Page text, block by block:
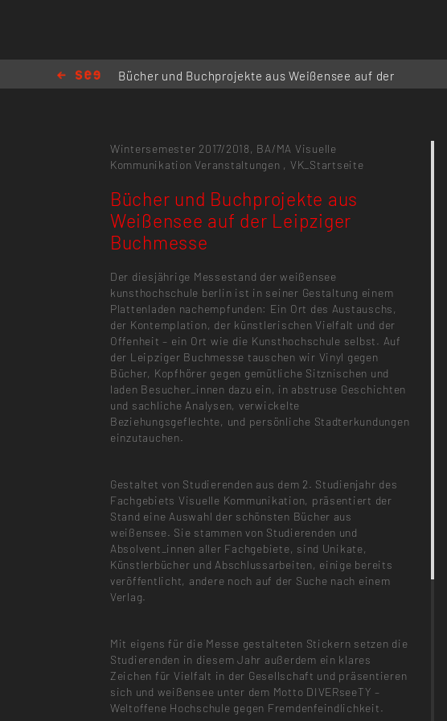
Bücher und Buchprojekte aus Weißensee auf der
Wintersemester 2017/2018, BA/MA Visuelle
Kommunikation Veranstaltungen , VK_Startseite
Bücher und Buchprojekte aus
Weißensee auf der Leipziger
Buchmesse
Der diesjährige Messestand der weißensee
kunsthochschule berlin ist in seiner Gestaltung einem
Plattenladen nachempfunden: Ein Ort des Austauschs,
der Kontemplation, der künstlerischen Vielfalt und der
Offenheit – ein Ort wie die Kunsthochschule selbst. Auf
der Leipziger Buchmesse tauschen wir Vinyl gegen
Bücher, Kopfhörer gegen gemütliche Sitznischen und
laden Besucher_innen dazu ein, in abstruse Geschichten
und sachliche Analysen, verwickelte
Beziehungsgeflechte, und persönliche Stadterkundungen
einzutauchen.
Gestaltet von Studierenden aus dem 2. Studienjahr des
Fachgebiets Visuelle Kommunikation, präsentiert der
Stand eine Auswahl der schönsten Bücher aus
weißensee. Sie stammen von Studierenden und
Absolvent_innen aller Fachgebiete, sind Unikate,
Künstlerbücher und Abschlussarbeiten, einige bereits
veröffentlicht, andere noch auf der Suche nach einem
Verlag.
Mit eigens für die Messe gestalteten Stickern setzen die
Studierenden in diesem Jahr außerdem ein klares
Zeichen für Vielfalt in der Gesellschaft und präsentieren
sich und weißensee unter dem Motto DIVERseeTY –
Weltoffene Hochschule gegen Fremdenfeindlichkeit.